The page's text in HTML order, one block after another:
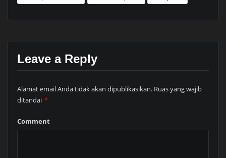
Leave a Reply
Alamat email Anda tidak akan dipublikasikan. Ruas yang wajib
ditandai *
Comment